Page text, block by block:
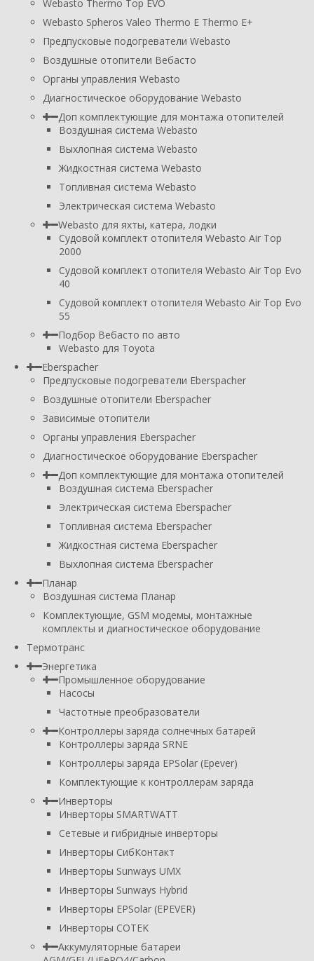
Webasto Thermo Top EVO
Webasto Spheros Valeo Thermo E Thermo E+
Предпусковые подогреватели Webasto
Воздушные отопители Вебасто
Органы управления Webasto
Диагностическое оборудование Webasto
Доп комплектующие для монтажа отопителей
Воздушная система Webasto
Выхлопная система Webasto
Жидкостная система Webasto
Топливная система Webasto
Электрическая система Webasto
Webasto для яхты, катера, лодки
Судовой комплект отопителя Webasto Air Top
2000
Судовой комплект отопителя Webasto Air Top Evo
40
Судовой комплект отопителя Webasto Air Top Evo
55
Подбор Вебасто по авто
Webasto для Toyota
Eberspacher
Предпусковые подогреватели Eberspacher
Воздушные отопители Eberspacher
Зависимые отопители
Органы управления Eberspacher
Диагностическое оборудование Eberspacher
Доп комплектующие для монтажа отопителей
Воздушная система Eberspacher
Электрическая система Eberspacher
Топливная система Eberspacher
Жидкостная система Eberspacher
Выхлопная система Eberspacher
Планар
Воздушная система Планар
Комплектующие, GSM модемы, монтажные
комплекты и диагностическое оборудование
Термотранс
Энергетика
Промышленное оборудование
Насосы
Частотные преобразователи
Контроллеры заряда солнечных батарей
Контроллеры заряда SRNE
Контроллеры заряда EPSolar (Epever)
Комплектующие к контроллерам заряда
Инверторы
Инверторы SMARTWATT
Сетевые и гибридные инверторы
Инверторы СибКонтакт
Инверторы Sunways UMX
Инверторы Sunways Hybrid
Инверторы EPSolar (EPEVER)
Инверторы COTEK
Аккумуляторные батареи